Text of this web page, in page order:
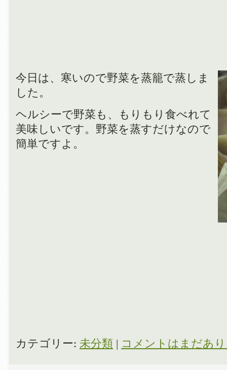
今日は、寒いので野菜を蒸籠で蒸しま
した。
ヘルシーで野菜も、もりもり食べれて
美味しいです。野菜を蒸すだけなので
簡単ですよ。
カテゴリー: 未分類 | コメントはまだあ